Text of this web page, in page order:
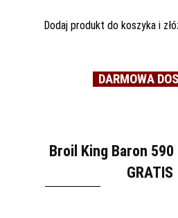
Dodaj produkt do koszyka i
DARMOWA
Broil King Baron 590
GRATIS